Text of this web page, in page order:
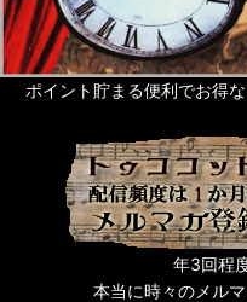
ポイント貯まる便利でお得
年3回程
本当に時々のメル